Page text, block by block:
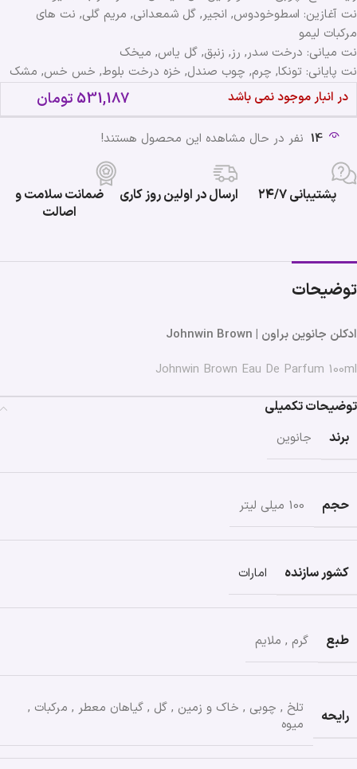
نت آغازین: اسطوخودوس, انجیر, گل شمعدانی, مریم گلی, نت های
مرکبات لیمو
نت میانی: درخت سدر, رز, زنبق, گل یاس, میخک
نت پایانی: تونکا, چرم, چوب صندل, خزه درخت بلوط, خس خس, مشک
در انبار موجود نمی باشد
531,187 تومان
14 نفر در حال مشاهده این محصول هستند!
پشتیبانی ۲۴/۷ ارسال در اولین روز کاری
ضمانت سلامت و
اصالت
توضیحات
ادکلن جانوین براون | Johnwin Brown
Johnwin Brown Eau De Parfum 100ml
توضیحات تکمیلی
برند
جانوین
حجم 100 میلی لیتر
کشور سازنده امارات
طبع گرم , ملایم
رایحه تلخ , چوبی , خاک و زمین , گل , گیاهان معطر , مرکبات ,
میوه